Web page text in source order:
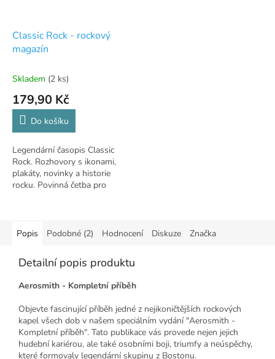
Classic Rock - rockový
magazín
Skladem (2 ks)
179,90 Kč
Do košíku
Legendární časopis Classic
Rock. Rozhovory s ikonami,
plakáty, novinky a historie
rocku. Povinná četba pro
Popis Podobné (2) Hodnocení Diskuze Značka
Detailní popis produktu
Aerosmith - Kompletní příběh
Objevte fascinující příběh jedné z nejikoničtějších rockových
kapel všech dob v našem speciálním vydání "Aerosmith -
Kompletní příběh". Tato publikace vás provede nejen jejich
hudební kariérou, ale také osobními boji, triumfy a neúspěchy,
které formovaly legendární skupinu z Bostonu.